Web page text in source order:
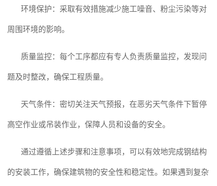
环境保护：采取有效措施减少施工噪音、粉尘污染等对
周围环境的影响。
质量监控：每个工序都应有专人负责质量监控，发现问
题及时整改，确保工程质量。
天气条件：密切关注天气预报，在恶劣天气条件下暂停
高空作业或吊装作业，保障人员和设备的安全。
通过遵循上述步骤和注意事项，可以有效地完成钢结构
的安装工作，确保建筑物的安全性和稳定性。如果遇到复杂